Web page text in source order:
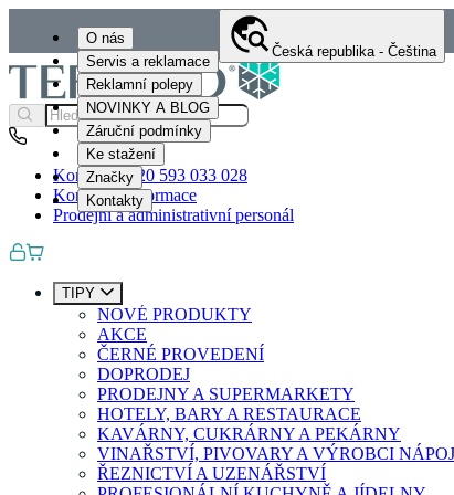
O nás
Servis a reklamace
Reklamní polepy
NOVINKY A BLOG
Záruční podmínky
Ke stažení
Značky
Kontakty
Česká republika - Čeština
Kontakty+420 593 033 028
Kontaktní informace
Prodejní a administrativní personál
TIPY
NOVÉ PRODUKTY
AKCE
ČERNÉ PROVEDENÍ
DOPRODEJ
PRODEJNY A SUPERMARKETY
HOTELY, BARY A RESTAURACE
KAVÁRNY, CUKRÁRNY A PEKÁRNY
VINAŘSTVÍ, PIVOVARY A VÝROBCI
ŘEZNICTVÍ A UZENÁŘSTVÍ